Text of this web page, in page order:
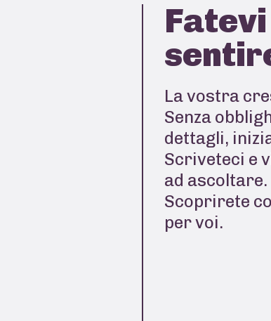
Fatevi
La vostra
Senza
dettagli,
Scriveteci e
ad
Scoprirete
per voi.